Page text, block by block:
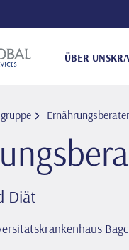
ÜBER UNS
Diät